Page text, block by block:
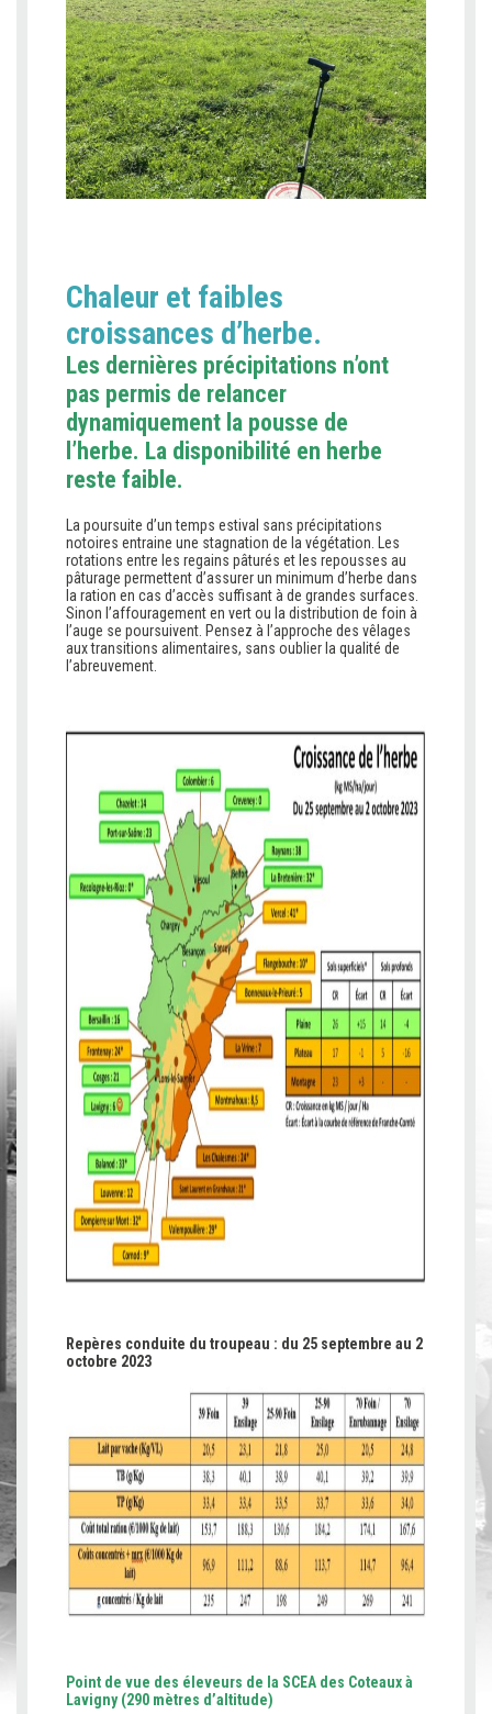
Chaleur et faibles
croissances d’herbe.
Les dernières précipitations n’ont
pas permis de relancer
dynamiquement la pousse de
l’herbe. La disponibilité en herbe
reste faible.
La poursuite d’un temps estival sans précipitations
notoires entraine une stagnation de la végétation. Les
rotations entre les regains pâturés et les repousses au
pâturage permettent d’assurer un minimum d’herbe dans
la ration en cas d’accès suffisant à de grandes surfaces.
Sinon l’affouragement en vert ou la distribution de foin à
l’auge se poursuivent. Pensez à l’approche des vêlages
aux transitions alimentaires, sans oublier la qualité de
l’abreuvement.
Repères conduite du troupeau : du 25 septembre au 2
octobre 2023
Point de vue des éleveurs de la SCEA des Coteaux à
Lavigny (290 mètres d’altitude)